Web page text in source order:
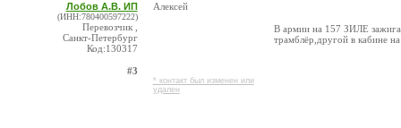
Лобов А.В. ИП
(ИНН:780400597222)
Перевозчик ,
Санкт-Петербург
Код:130317
#3
Алексей
* контакт был изменен или
удален
В армии на 157 ЗИЛЕ
трамблёр,другой в кабине